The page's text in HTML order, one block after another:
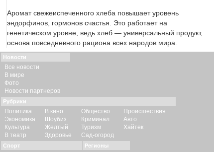
Аромат свежеиспеченного хлеба повышает уровень
эндорфинов, гормонов счастья. Это работает на
генетическом уровне, ведь хлеб — универсальный продукт,
основа повседневного рациона всех народов мира.
Новости
Все новости
В мире
Фото
Новости партнеров
Рубрики
Политика
Экономика
Культура
В театр
В кино
Шоубиз
Желтый
Здоровье
Общество
Криминал
Туризм
Сад-огород
Происшествия
Авто
Хайтек
Спорт Регионы